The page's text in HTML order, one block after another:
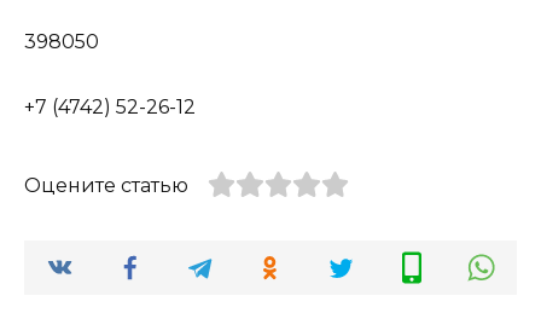
398050
+7 (4742) 52-26-12
Оцените статью